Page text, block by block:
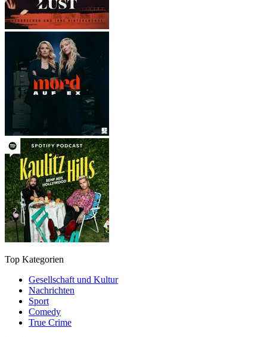
Top Kategorien
Gesellschaft und Kultur
Nachrichten
Sport
Comedy
True Crime